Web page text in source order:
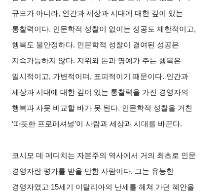
규모가 아니라, 인간과 세상과 시대에 대한 깊이 있는
통찰력이다. 인문학적 성찰이 없이는 성공도 제한적이고,
행복도 불안정하다. 인문학적 성찰이 결여된 성공은
지속가능하지 않다. 지위와 돈과 명예가 주는 행복은
일시적이고, 가변적이며, 표피적이기 때문이다. 인간과
세상과 시대에 대한 깊이 있는 통찰력을 가진 경영자의
행복과 사뭇 비교할 바가 못 된다. 인문학적 성찰을 거친
‘따뜻한 프로페셔널’이 사람과 세상과 시대를 바꾼다.
코시모 데 메디치는 자본주의 역사에서 거의 최초로 인문
경영자란 평가를 받을 만한 사람이다. 그는 유능한
경영자였고 15세기 이탈리아의 난세를 헤쳐 가던 혜안을